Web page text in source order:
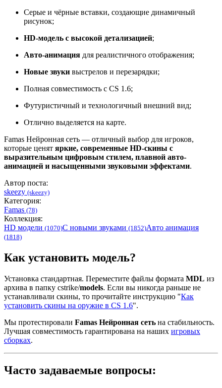
Серые и чёрные вставки, создающие динамичный
рисунок;
HD-модель с высокой детализацией;
Авто-анимация для реалистичного отображения;
Новые звуки выстрелов и перезарядки;
Полная совместимость с CS 1.6;
Футуристичный и технологичный внешний вид;
Отлично выделяется на карте.
Famas Нейронная сеть — отличный выбор для игроков,
которые ценят яркие, современные HD-скины с
выразительным цифровым стилем, плавной авто-
анимацией и насыщенными звуковыми эффектами.
Автор поста:
skeezy (skeezy)
Категория:
Famas (78)
Коллекция:
HD модели (1070)С новыми звуками (1852)Авто анимация
(1818)
Как установить модель?
Установка стандартная. Переместите файлы формата MDL из
архива в папку cstrike/models. Если вы никогда раньше не
устанавливали скины, то прочитайте инструкцию "Как
установить скины на оружие в CS 1.6".
Мы протестировали Famas Нейронная сеть на стабильность.
Лучшая совместимость гарантирована на наших игровых
сборках.
Часто задаваемые вопросы: